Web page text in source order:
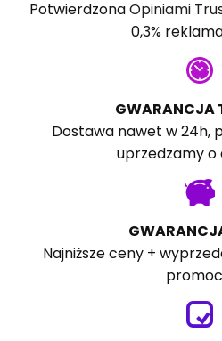
PotwierdzonaOpiniami
0,3%
GWARANCJA
Dostawa nawet w 24h,
uprzedzamy o
Najniższe ceny +